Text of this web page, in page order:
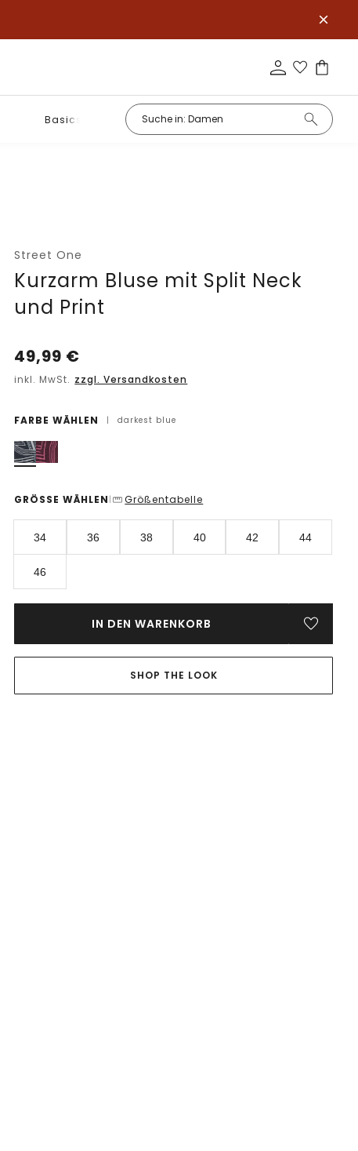
Basics
Street One
Kurzarm Bluse mit Split Neck
und Print
49,99 €
inkl. MwSt. zzgl. Versandkosten
FARBE WÄHLEN | darkest blue
GRÖSSE WÄHLEN | Größentabelle
34 36 38 40 42 44
46
IN DEN WARENKORB
SHOP THE LOOK